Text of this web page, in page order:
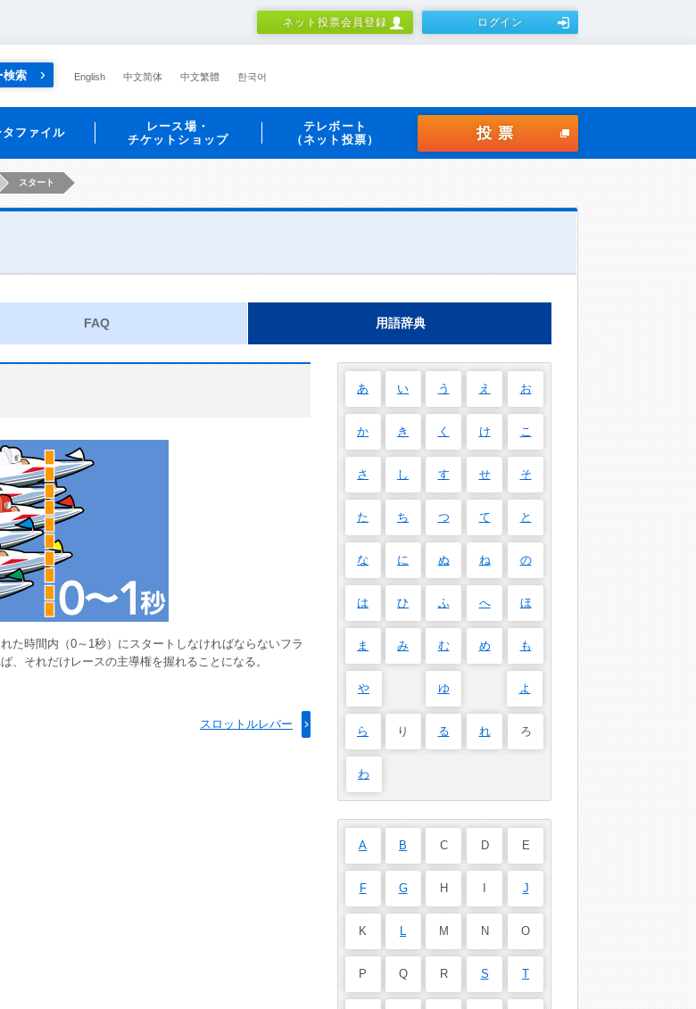
ネット投票会員登録 ログイン
検索 English 中文简体 中文繁體 한국어
タファイル
レース場・
チケットショップ
テレボート
（ネット投票）
投票
スタート
FAQ 用語辞典
た時間内（0～1秒）にスタートしなければならないフラ
、それだけレースの主導権を握れることになる。
スロットルレバー
あ い う え お
か き く け こ
さ し す せ そ
た ち つ て と
な に ぬ ね の
は ひ ふ へ ほ
ま み む め も
や ゆ よ
ら り る れ ろ
わ
A B C D E
F G H J
K L M N O
P Q R S T